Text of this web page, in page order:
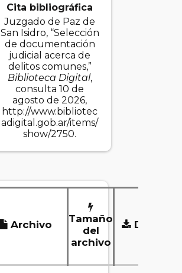
Cita bibliográfica
Juzgado de Paz de
San Isidro, “Selección
de documentación
judicial acerca de
delitos comunes,”
Biblioteca Digital,
consulta 10 de
agosto de 2026,
http://www.bibliotec
adigital.gob.ar/items/
show/2750.
Archivo
Tamaño
del
archivo